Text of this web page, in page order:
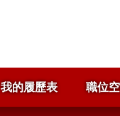
我的履歷表 職位